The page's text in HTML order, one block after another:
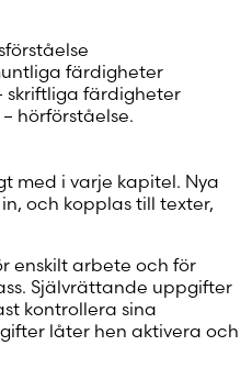
färdigheter
skriftliga färdigheter
hörförståelse.
med i varje kapitel. Nya
och kopplas till texter,
enskilt arbete och för
Självrättande uppgifter
kontrollera sina
låter hen aktivera och